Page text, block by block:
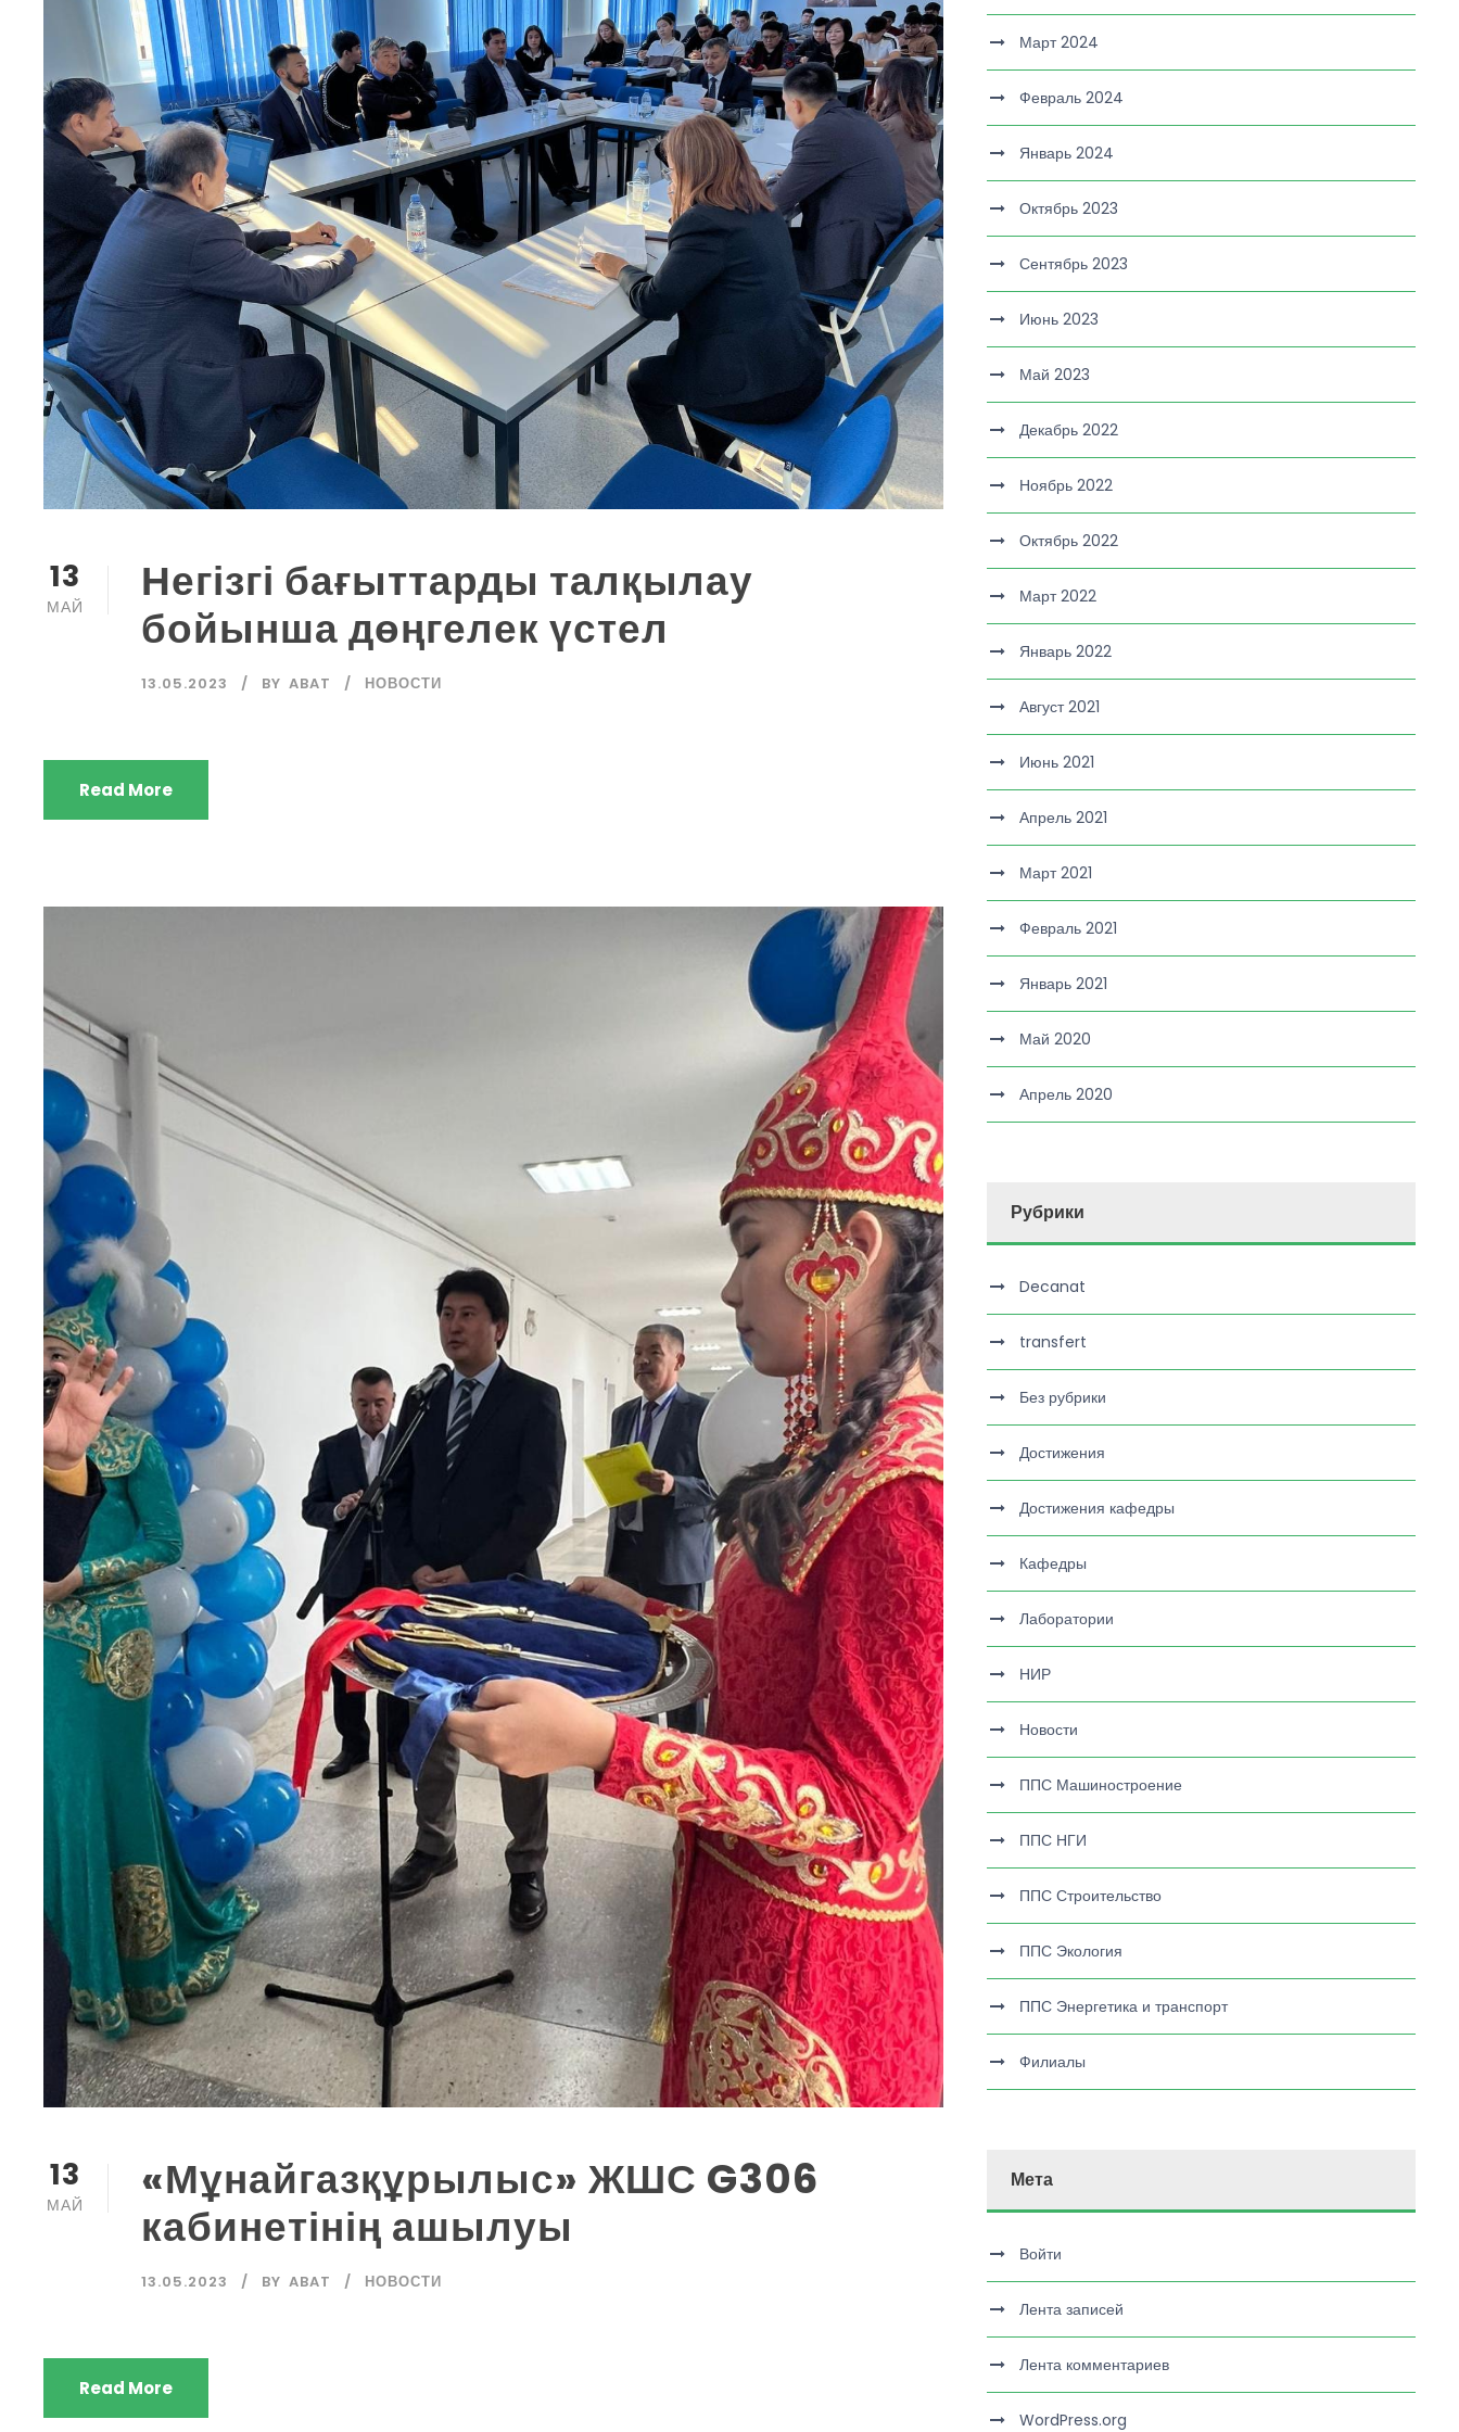
13
МАЙ
Негізгі бағыттарды талқылау
бойынша дөңгелек үстел
13.05.2023 BY ABAT НОВОСТИ
Read More
13
МАЙ
«Мұнайгазқұрылыс» ЖШС G306
кабинетінің ашылуы
13.05.2023 BY ABAT НОВОСТИ
Read More
Март 2024
Февраль 2024
Январь 2024
Октябрь 2023
Сентябрь 2023
Июнь 2023
Май 2023
Декабрь 2022
Ноябрь 2022
Октябрь 2022
Март 2022
Январь 2022
Август 2021
Июнь 2021
Апрель 2021
Март 2021
Февраль 2021
Январь 2021
Май 2020
Апрель 2020
Рубрики
Decanat
transfert
Без рубрики
Достижения
Достижения кафедры
Кафедры
Лаборатории
НИР
Новости
ППС Машиностроение
ППС НГИ
ППС Строительство
ППС Экология
ППС Энергетика и транспорт
Филиалы
Мета
Войти
Лента записей
Лента комментариев
WordPress.org